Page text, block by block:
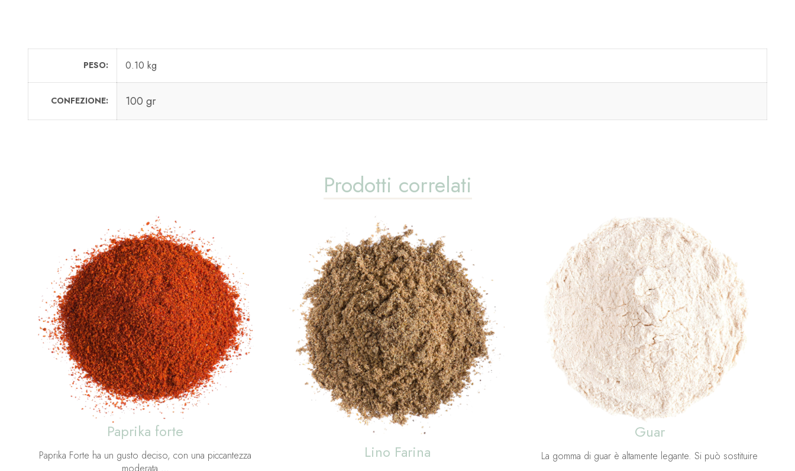
PESO 0.10 kg
CONFEZIONE 100 gr
Prodotti correlati
Paprika forte
Paprika Forte ha un gusto deciso, con una piccantezza
moderata …
Lino Farina
Guar
La gomma di guar è altamente legante. Si può sostituire